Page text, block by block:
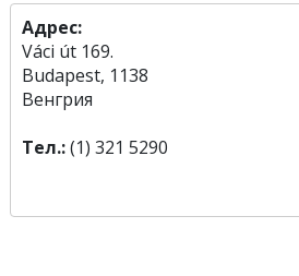
Адрес:
Váci út 169.
Budapest, 1138
Венгрия
Тел.:(1) 321 5290